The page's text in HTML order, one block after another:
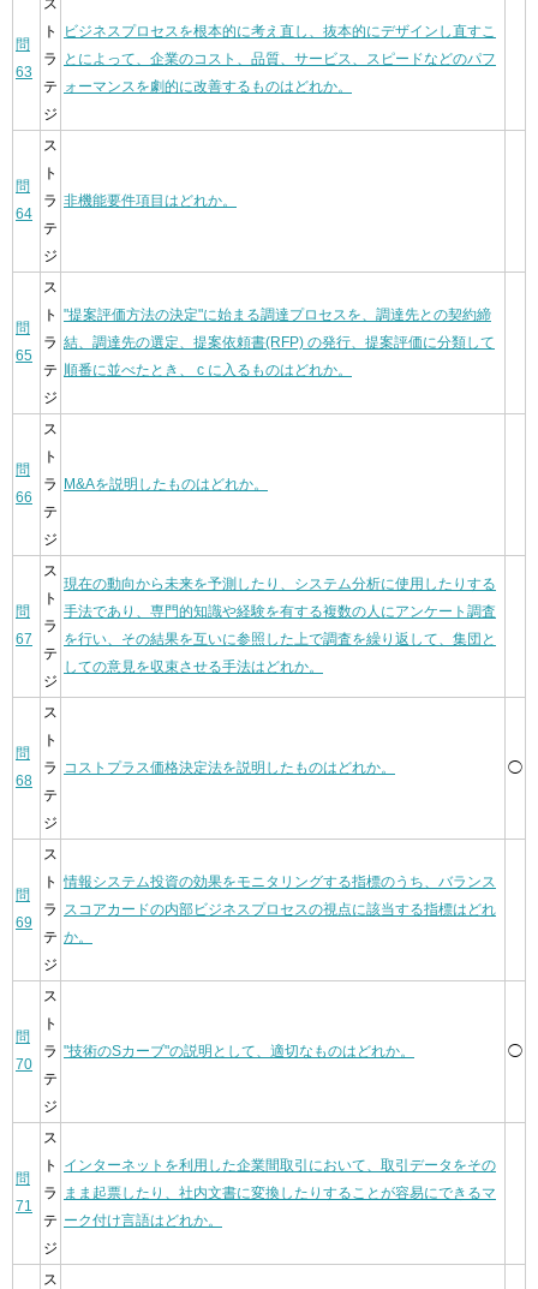
問
63
ス
ト
ラ
テ
ジ
ビジネスプロセスを根本的に考え直し、抜本的にデザインし直すこ
とによって、企業のコスト、品質、サービス、スピードなどのパフ
ォーマンスを劇的に改善するものはどれか。
問
64
ス
ト
ラ
テ
ジ
非機能要件項目はどれか。
問
65
ス
ト
ラ
テ
ジ
"提案評価方法の決定"に始まる調達プロセスを、調達先との契約締
結、調達先の選定、提案依頼書(RFP) の発行、提案評価に分類して
順番に並べたとき、 c に入るものはどれか。
問
66
ス
ト
ラ
テ
ジ
M&Aを説明したものはどれか。
問
67
ス
ト
ラ
テ
ジ
現在の動向から未来を予測したり、システム分析に使用したりする
手法であり、専門的知識や経験を有する複数の人にアンケート調査
を行い、その結果を互いに参照した上で調査を繰り返して、集団と
しての意見を収束させる手法はどれか。
問
68
ス
ト
ラ
テ
ジ
コストプラス価格決定法を説明したものはどれか。 ◯
問
69
ス
ト
ラ
テ
ジ
情報システム投資の効果をモニタリングする指標のうち、バランス
スコアカードの内部ビジネスプロセスの視点に該当する指標はどれ
か。
問
70
ス
ト
ラ
テ
ジ
"技術のSカーブ"の説明として、適切なものはどれか。 ◯
問
71
ス
ト
ラ
テ
ジ
インターネットを利用した企業間取引において、取引データをその
まま起票したり、社内文書に変換したりすることが容易にできるマ
ーク付け言語はどれか。
ス